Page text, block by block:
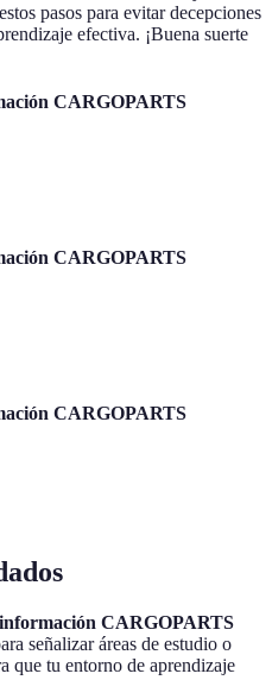
pasos para evitar decepciones
efectiva. ¡Buena suerte
CARGOPARTS
CARGOPARTS
CARGOPARTS
CARGOPARTS
señalizar áreas de estudio o
que tu entorno de aprendizaje